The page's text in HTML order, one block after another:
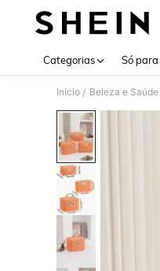
Categorias Só para
Início / Beleza e Saúde